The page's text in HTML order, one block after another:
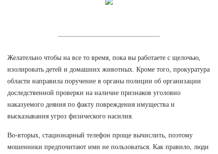
Желательно чтобы на все то время, пока вы работаете с щелочью,
изолировать детей и домашних животных. Кроме того, прокуратура
области направила поручение в органы полиции об организации
доследственной проверки на наличие признаков уголовно
наказуемого деяния по факту повреждения имущества и
высказывания угроз физического насилия.
Во-вторых, стационарный телефон проще вычислить, поэтому
мошенники предпочитают ими не пользоваться. Как правило, люди